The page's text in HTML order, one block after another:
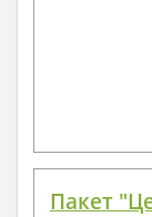
Пакет